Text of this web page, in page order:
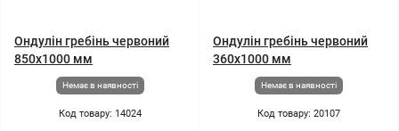
Ондулін гребінь червоний
850x1000 мм
Немає в наявності
Код товару: 14024
Ондулін гребінь червоний
360x1000 мм
Немає в наявності
Код товару: 20107